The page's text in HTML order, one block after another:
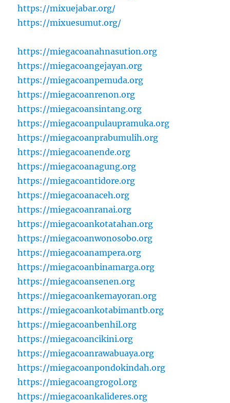
https://mixuejabar.org/
https://mixuesumut.org/
https://miegacoanahnasution.org
https://miegacoangejayan.org
https://miegacoanpemuda.org
https://miegacoanrenon.org
https://miegacoansintang.org
https://miegacoanpulaupramuka.org
https://miegacoanprabumulih.org
https://miegacoanende.org
https://miegacoanagung.org
https://miegacoantidore.org
https://miegacoanaceh.org
https://miegacoanranai.org
https://miegacoankotatahan.org
https://miegacoanwonosobo.org
https://miegacoanampera.org
https://miegacoanbinamarga.org
https://miegacoansenen.org
https://miegacoankemayoran.org
https://miegacoankotabimantb.org
https://miegacoanbenhil.org
https://miegacoancikini.org
https://miegacoanrawabuaya.org
https://miegacoanpondokindah.org
https://miegacoangrogol.org
https://miegacoankalideres.org